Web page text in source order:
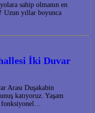
sahip olmanın en
yıllar boyunca
İki Duvar
Arası Duşakabin
katıyoruz. Yaşam
fonksiyonel…